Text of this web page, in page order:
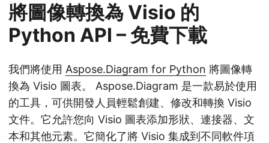
將圖像轉換為 Visio 的
Python API – 免費下載
我們將使用 Aspose.Diagram for Python 將圖像轉
換為 Visio 圖表。 Aspose.Diagram 是一款易於使用
的工具，可供開發人員輕鬆創建、修改和轉換 Visio
文件。它允許您向 Visio 圖表添加形狀、連接器、文
本和其他元素。它簡化了將 Visio 集成到不同軟件項